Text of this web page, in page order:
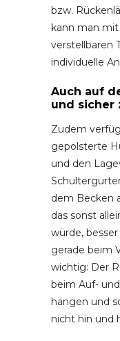
bzw.
kann man
verstellbaren
individuelle
Auch auf
und sicher
Zudem
gepolsterte
und den
dem Becken
das sonst
würde,
gerade beim
wichtig: Der
beim Auf-
hängen und
nicht hin und